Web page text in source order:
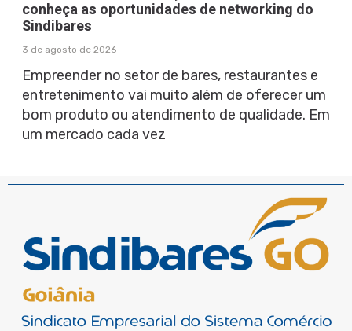
conheça as oportunidades de networking do
Sindibares
3 de agosto de 2026
Empreender no setor de bares, restaurantes e
entretenimento vai muito além de oferecer um
bom produto ou atendimento de qualidade. Em
um mercado cada vez